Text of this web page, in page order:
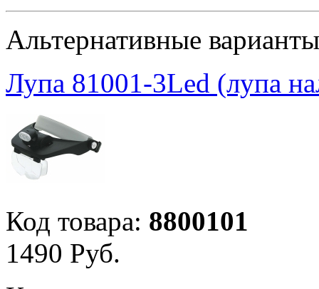
Альтернативные варианты
Лупа 81001-3Led (лупа
Код товара: 8800101
1490 Руб.